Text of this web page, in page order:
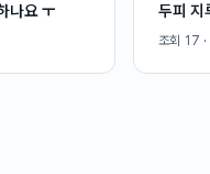
나요 ㅜ 두피 지
조회 17